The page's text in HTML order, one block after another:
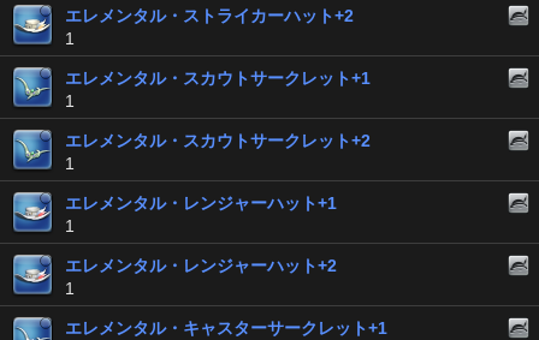
エレメンタル・ストライカーハット+2
1
エレメンタル・スカウトサークレット+1
1
エレメンタル・スカウトサークレット+2
1
エレメンタル・レンジャーハット+1
1
エレメンタル・レンジャーハット+2
1
エレメンタル・キャスターサークレット+1